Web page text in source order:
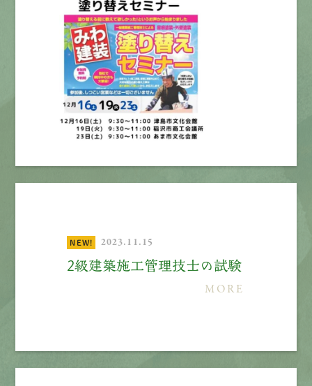
NEW!
2023.11.15
2級建築施工管理技士の試験
MORE